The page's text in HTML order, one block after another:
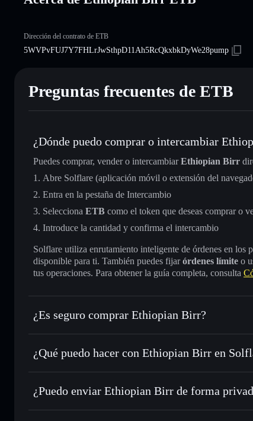
Dirección del contrato de ETB
5WVPvFUJ7Y7FHLrJwSthpD11Ah5RcQkxbkDyWe28pump
Preguntas frecuentes de ETB
¿Dónde puedo comprar o intercambiar
Puedes comprar, vender o intercambiarEthiopian Birr
Abre Solflare (aplicación móvil o extensión del
Entra en la pestaña de Intercambio
Selecciona ETB como el token que deseas comprar o
Introduce la cantidad y confirma el intercambio
Solflare utiliza enrutamiento inteligente de órdenes en
disponible para ti. También puedes fijarórdenes límite o
tus operaciones. Para obtener la guía completa, consulta
¿Es seguro comprar Ethiopian Birr?
Ethiopian Birr no está verificado
¿Qué puedo hacer con Ethiopian Birr en
Ethiopian Birr
cartera de Solflare
Intercambiar al instante: operar con ETB para SOL,
¿Puedo enviar Ethiopian Birr de forma
agregador de privacidad